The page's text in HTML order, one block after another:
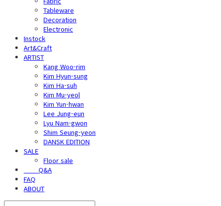
Tableware
Decoration
Electronic
Instock
Art&Craft
ARTIST
Kang Woo-rim
Kim Hyun-sung
Kim Ha-suh
Kim Mu-yeol
Kim Yun-hwan
Lee Jung-eun
Lyu Nam-gwon
Shim Seung-yeon
DANSK EDITION
SALE
Floor sale
⠀⠀⠀Q&A
FAQ
ABOUT